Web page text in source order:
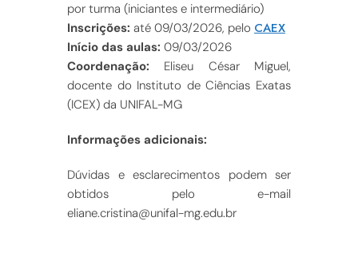
por turma (iniciantes e intermediário)
Inscrições: até 09/03/2026, pelo CAEX
Início das aulas: 09/03/2026
Coordenação: Eliseu César Miguel,
docente do Instituto de Ciências Exatas
(ICEX) da UNIFAL-MG
Informações adicionais:
Dúvidas e esclarecimentos podem ser
obtidos pelo e-mail
eliane.cristina@unifal-mg.edu.br